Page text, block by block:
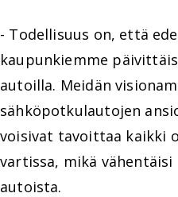
- Todellisuus on, että
kaupunkiemme
autoilla. Meidän
sähköpotkulautojen
voisivat tavoittaa kaikki
vartissa, mikä
autoista.